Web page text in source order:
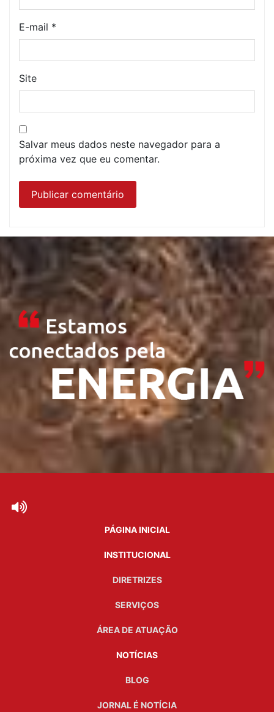
E-mail *
Site
Salvar meus dados neste navegador para a
próxima vez que eu comentar.
PÁGINA INICIAL
INSTITUCIONAL
DIRETRIZES
SERVIÇOS
ÁREA DE ATUAÇÃO
NOTÍCIAS
BLOG
JORNAL É NOTÍCIA